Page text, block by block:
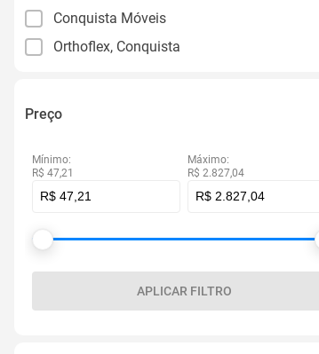
Conquista Móveis
Orthoflex, Conquista
Preço
Mínimo:
R$ 47,21
Máximo:
R$ 2.827,04
APLICAR FILTRO